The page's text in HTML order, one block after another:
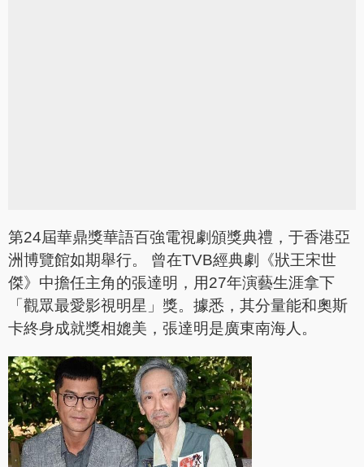
第24屆華鼎獎華語百強電視劇頒獎典禮，于香港亞
洲博覽館如期舉行。 曾在TVB經典劇《狀王宋世
傑》中擔任主角的張達明，用27年演藝生涯拿下
「觀眾最愛影視明星」獎。據悉，其分量能和奧斯
卡終身成就獎相媲美，張達明是廣東南海人。